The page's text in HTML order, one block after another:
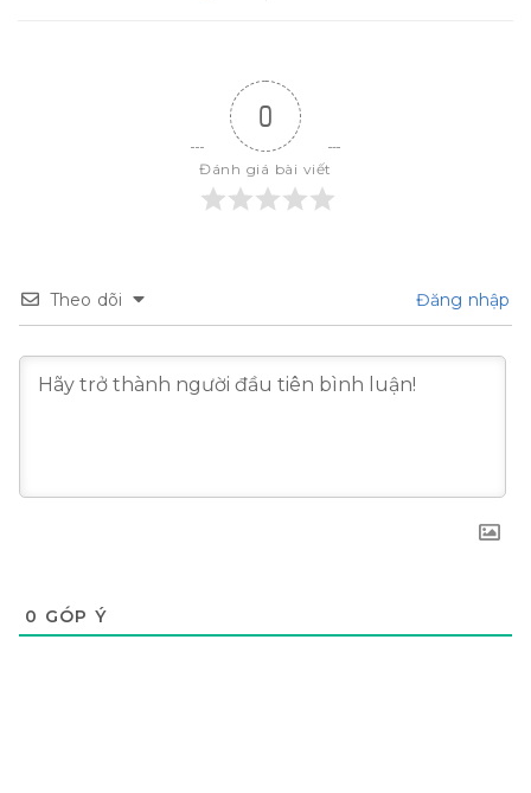
0
Đánh giá bài viết
Theo dõi Đăng nhập
0 GÓP Ý